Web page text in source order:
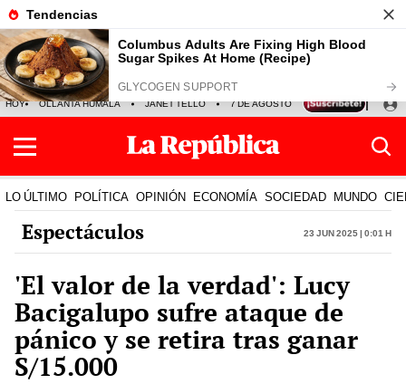
HOY OLLANTA HUMALA JANET TELLO 7 DE AGOSTO TINKA RESULTADOS
LO ÚLTIMO POLÍTICA OPINIÓN ECONOMÍA SOCIEDAD MUNDO
Espectáculos 23 Jun 2025 | 0:01 h
'El valor de la verdad': Lucy
Bacigalupo sufre ataque de
pánico y se retira tras ganar
S/15.000